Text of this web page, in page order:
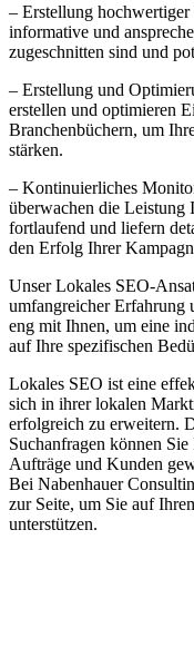
– Erstellung
informative und
zugeschnitten sind und
– Erstellung und
erstellen und optimieren
Branchenbüchern, um
stärken.
– Kontinuierliches
überwachen die Leistung
fortlaufend und liefern
den Erfolg Ihrer
Unser Lokales SEO-
umfangreicher Erfahrung
eng mit Ihnen, um eine
auf Ihre spezifischen
Lokales SEO ist eine
sich in ihrer lokalen
erfolgreich zu erweitern.
Suchanfragen können
Aufträge und Kunden
Bei Nabenhauer
zur Seite, um Sie auf
unterstützen.